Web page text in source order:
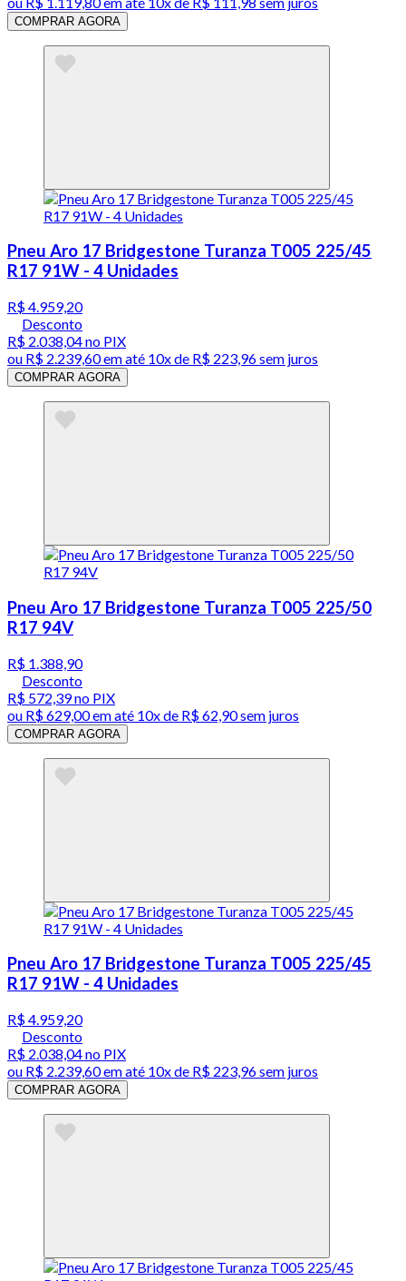
COMPRAR AGORA
Pneu Aro 17 Bridgestone Turanza T005 225/45
R17 91W - 4 Unidades
R$ 4.959,20
Desconto
R$ 2.038,04no PIX
ou R$ 2.239,60em até 10x de R$ 223,96 sem juros
COMPRAR AGORA
Pneu Aro 17 Bridgestone Turanza T005 225/50
R17 94V
R$ 1.388,90
Desconto
R$ 572,39no PIX
ou R$ 629,00em até 10x de R$ 62,90 sem juros
COMPRAR AGORA
Pneu Aro 17 Bridgestone Turanza T005 225/45
R17 91W - 4 Unidades
R$ 4.959,20
Desconto
R$ 2.038,04no PIX
ou R$ 2.239,60em até 10x de R$ 223,96 sem juros
COMPRAR AGORA